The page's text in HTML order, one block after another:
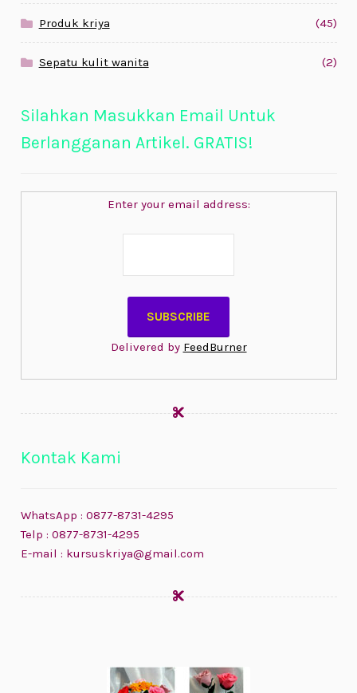
Produk kriya (45)
Sepatu kulit wanita (2)
Silahkan Masukkan Email Untuk
Berlangganan Artikel. GRATIS!
Enter your email address:
Delivered by FeedBurner
Kontak Kami
WhatsApp : 0877-8731-4295
Telp : 0877-8731-4295
E-mail : kursuskriya@gmail.com